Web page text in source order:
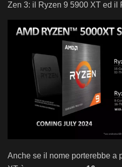
Zen 3: il Ryzen 9 5900 XT ed il
Anche se il nome porterebbe a